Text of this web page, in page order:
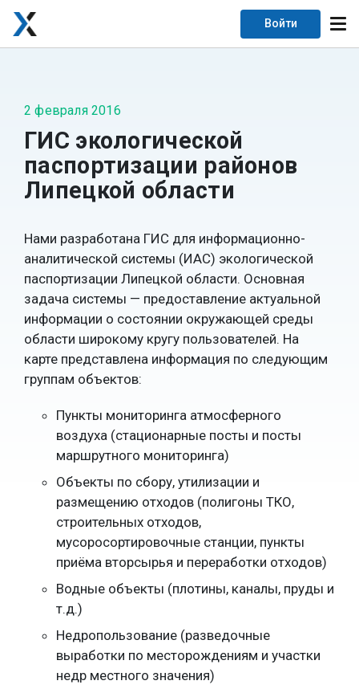
Войти
2 февраля 2016
ГИС экологической
паспортизации районов
Липецкой области
Нами разработана ГИС для информационно-
аналитической системы (ИАС) экологической
паспортизации Липецкой области. Основная
задача системы — предоставление актуальной
информации о состоянии окружающей среды
области широкому кругу пользователей. На
карте представлена информация по следующим
группам объектов:
Пункты мониторинга атмосферного
воздуха (стационарные посты и посты
маршрутного мониторинга)
Объекты по сбору, утилизации и
размещению отходов (полигоны ТКО,
строительных отходов,
мусоросортировочные станции, пункты
приёма вторсырья и переработки отходов)
Водные объекты (плотины, каналы, пруды и
т.д.)
Недропользование (разведочные
выработки по месторождениям и участки
недр местного значения)